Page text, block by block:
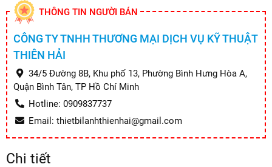
THÔNG TIN NGƯỜI BÁN
CÔNG TY TNHH THƯƠNG MẠI DỊCH VỤ KỸ THUẬT
THIÊN HẢI
34/5 Đường 8B, Khu phố 13, Phường Bình Hưng Hòa A,
Quận Bình Tân, TP Hồ Chí Minh
Hotline: 0909837737
Email: thietbilanhthienhai@gmail.com
Chi tiết